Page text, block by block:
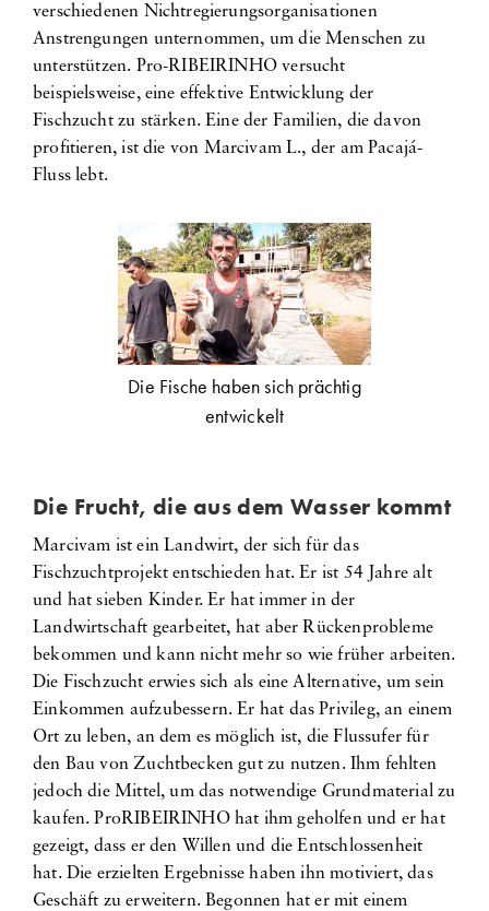
verschiedenen Nichtregierungsorganisationen
Anstrengungen unternommen, um die Menschen zu
unterstützen. Pro-RIBEIRINHO versucht
beispielsweise, eine effektive Entwicklung der
Fischzucht zu stärken. Eine der Familien, die davon
profitieren, ist die von Marcivam L., der am Pacajá-
Fluss lebt.
Die Fische haben sich prächtig
entwickelt
Die Frucht, die aus dem Wasser kommt
Marcivam ist ein Landwirt, der sich für das
Fischzuchtprojekt entschieden hat. Er ist 54 Jahre alt
und hat sieben Kinder. Er hat immer in der
Landwirtschaft gearbeitet, hat aber Rückenprobleme
bekommen und kann nicht mehr so wie früher arbeiten.
Die Fischzucht erwies sich als eine Alternative, um sein
Einkommen aufzubessern. Er hat das Privileg, an einem
Ort zu leben, an dem es möglich ist, die Flussufer für
den Bau von Zuchtbecken gut zu nutzen. Ihm fehlten
jedoch die Mittel, um das notwendige Grundmaterial zu
kaufen. ProRIBEIRINHO hat ihm geholfen und er hat
gezeigt, dass er den Willen und die Entschlossenheit
hat. Die erzielten Ergebnisse haben ihn motiviert, das
Geschäft zu erweitern. Begonnen hat er mit einem